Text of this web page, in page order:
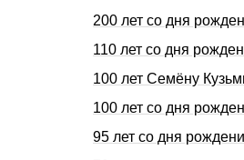
200 лет со дня
110 лет со дня
100 лет Семёну
100 лет со дня
95 лет со дня